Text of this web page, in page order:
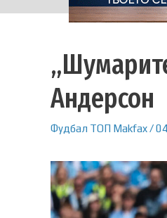
Андерсон
Фудбал ТОП Makfax/